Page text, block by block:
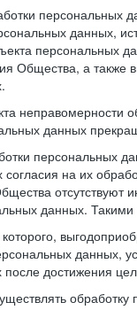
персональных
данных,
персональных
Общества, а также
неправомерности
данных
персональных
на их
отсутствуют
данных.
данных,
достижения
обработку